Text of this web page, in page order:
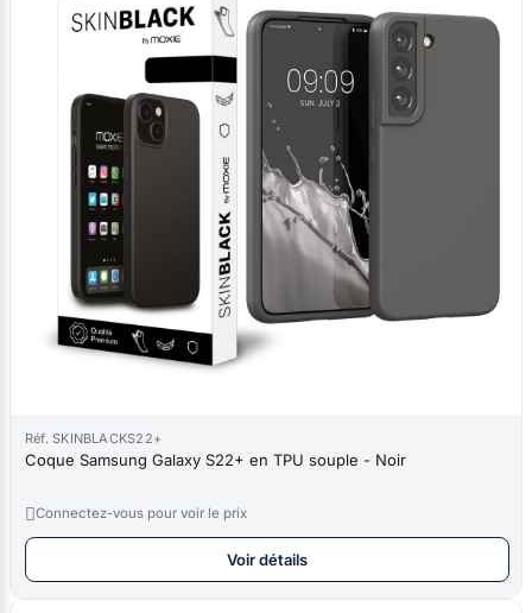
Réf. SKINBLACKS22+
Coque Samsung Galaxy S22+ en TPU souple - Noir
Connectez-vous pour voir le prix
Voir détails